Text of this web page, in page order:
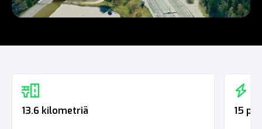
13.6 kilometriä 15